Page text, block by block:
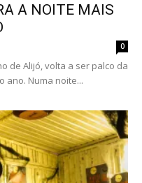
A NOITE MAIS
0
de Alijó, volta a ser palco da
ano. Numa noite...